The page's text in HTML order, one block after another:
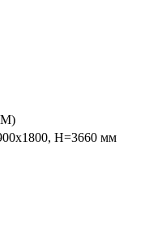
М)
H=3660 мм